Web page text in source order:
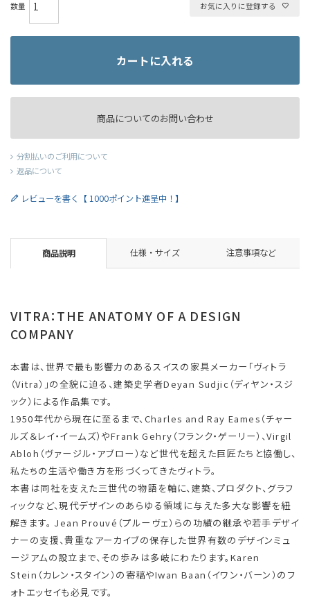
お気に入りに登録する
カートに入れる
商品についてのお問い合わせ
分割払いのご利用について
返品について
レビューを書く【 1000ポイント進呈中！】
商品説明 仕様・サイズ 注意事項など
VITRA：THE ANATOMY OF A DESIGN
COMPANY
本書は、世界で最も影響力のあるスイスの家具メーカー「ヴィトラ
（Vitra）」の全貌に迫る、建築史学者Deyan Sudjic（ディヤン・スジ
ック）による作品集です。
1950年代から現在に至るまで、Charles and Ray Eames（チャー
ルズ＆レイ・イームズ）やFrank Gehry（フランク・ゲーリー）、Virgil
Abloh（ヴァージル・アブロー）など世代を超えた巨匠たちと協働し、
私たちの生活や働き方を形づくってきたヴィトラ。
本書は同社を支えた三世代の物語を軸に、建築、プロダクト、グラフ
ィックなど、現代デザインのあらゆる領域に与えた多大な影響を紐
解きます。 Jean Prouvé（プルーヴェ）らの功績の継承や若手デザイ
ナーの支援、貴重なアーカイブの保存した世界有数のデザインミュ
ージアムの設立まで、その歩みは多岐にわたります。Karen
Stein（カレン・スタイン）の寄稿やIwan Baan（イワン・バーン）のフ
ォトエッセイも必見です。